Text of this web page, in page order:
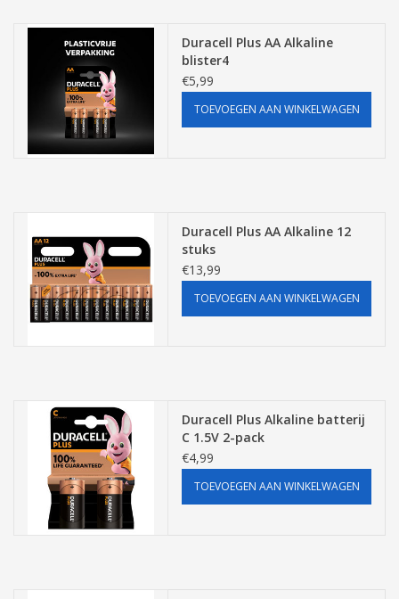
Boeken
Baby & Peuter
Contact/Locatie
Duracell Plus AA Alkaline
blister4
€5,99
TOEVOEGEN AAN WINKELWAGEN
Duracell Plus AA Alkaline 12
stuks
€13,99
TOEVOEGEN AAN WINKELWAGEN
Duracell Plus Alkaline batterij
C 1.5V 2-pack
€4,99
TOEVOEGEN AAN WINKELWAGEN